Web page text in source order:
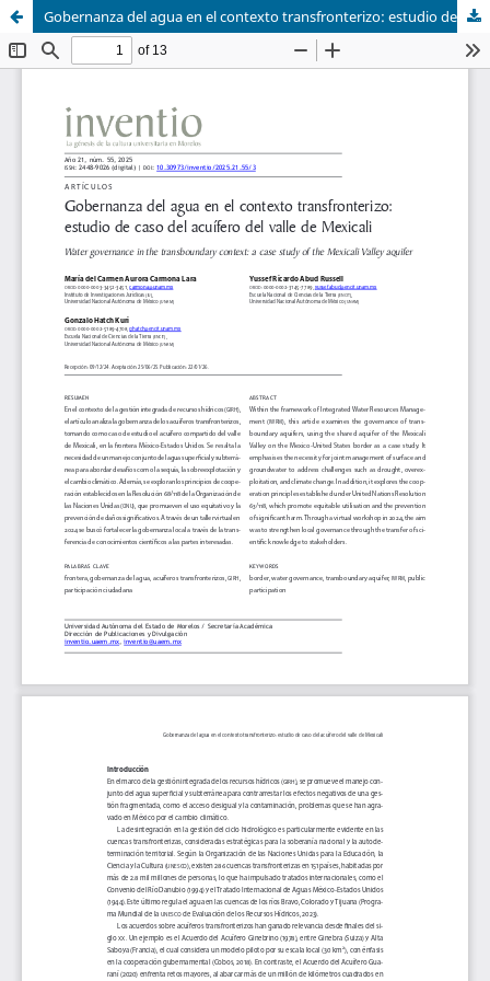
Gobernanza del agua en el contexto transfronterizo: estudio de caso del acuífero del valle de Mexicali